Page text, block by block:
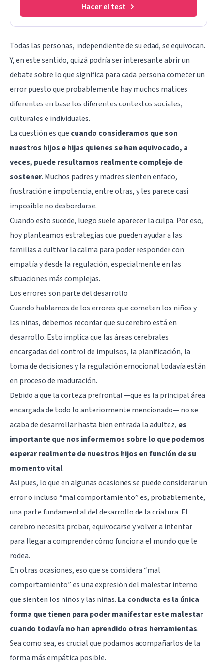
Hacer el test
Todas las personas, independiente de su edad, se equivocan.
Y, en este sentido, quizá podría ser interesante abrir un
debate sobre lo que significa para cada persona cometer un
error puesto que probablemente hay muchos matices
diferentes en base los diferentes contextos sociales,
culturales e individuales.
La cuestión es que cuando consideramos que son
nuestros hijos e hijas quienes se han equivocado, a
veces, puede resultarnos realmente complejo de
sostener. Muchos padres y madres sienten enfado,
frustración e impotencia, entre otras, y les parece casi
imposible no desbordarse.
Cuando esto sucede, luego suele aparecer la culpa. Por eso,
hoy planteamos estrategias que pueden ayudar a las
familias a cultivar la calma para poder responder con
empatíay desde la regulación, especialmente en las
situaciones más complejas.
Los errores son parte del desarrollo
Cuando hablamos de los errores que cometen los niños y
las niñas, debemos recordar que su cerebro está en
desarrollo. Esto implica que las áreas cerebrales
encargadas del control de impulsos, la planificación, la
toma de decisiones y la regulación emocional todavía están
en proceso de maduración.
Debido a que lacorteza prefrontal—que es la principal área
encargada de todo lo anteriormente mencionado— no se
acaba de desarrollar hasta bien entrada la adultez, es
importante que nos informemos sobre lo que podemos
esperar realmente de nuestros hijos en función de su
momento vital.
Así pues, lo que en algunas ocasiones se puede considerar un
error o incluso “mal comportamiento” es, probablemente,
una parte fundamental del desarrollo de la criatura. El
cerebro necesita probar, equivocarse y volver a intentar
para llegar a comprender cómo funciona el mundo que le
rodea.
En otras ocasiones, eso que se considera “mal
comportamiento” es una expresión del malestar interno
que sienten los niños y las niñas. La conducta es la única
forma que tienen para poder manifestar este malestar
cuando todavía no han aprendido otras herramientas.
Sea como sea, es crucial que podamos acompañarlos de la
forma más empática posible.